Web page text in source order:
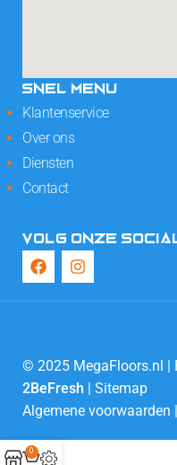
SNEL MENU
Klantenservice
Over ons
Diensten
Contact
VOLG ONZE
© 2025 MegaFloors.nl |
2BeFresh
Sitemap
Algemene voorwaarden
0